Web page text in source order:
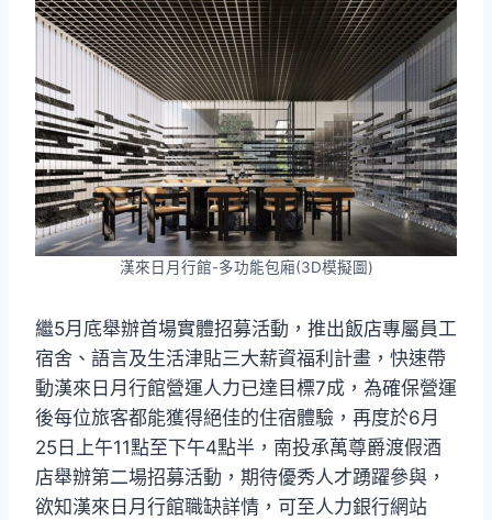
漢來日月行館-多功能包廂(3D模擬圖)
繼5月底舉辦首場實體招募活動，推出飯店專屬員工
宿舍、語言及生活津貼三大薪資福利計畫，快速帶
動漢來日月行館營運人力已達目標7成，為確保營運
後每位旅客都能獲得絕佳的住宿體驗，再度於6月
25日上午11點至下午4點半，南投承萬尊爵渡假酒
店舉辦第二場招募活動，期待優秀人才踴躍參與，
欲知漢來日月行館職缺詳情，可至人力銀行網站